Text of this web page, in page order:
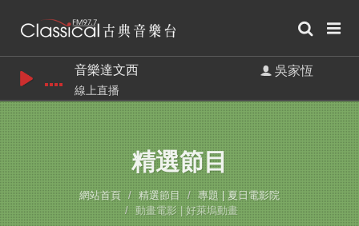
音樂達文西 吳家恆
線上直播